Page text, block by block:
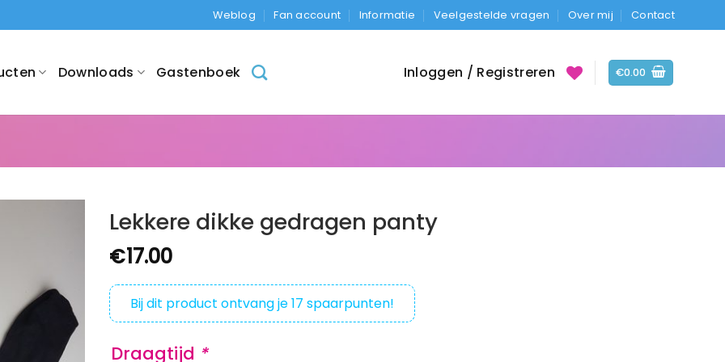
Weblog Fan account Informatie Veelgestelde vragen Over mij Contact
Downloads Gastenboek Inloggen / Registreren €0.00
Lekkere dikke gedragen panty
€17.00
Bij dit product ontvang je17 spaarpunten!
Draagtijd *